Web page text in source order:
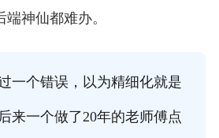
神仙都难办。
一个错误，以为精细化就是
来一个做了20年的老师傅点